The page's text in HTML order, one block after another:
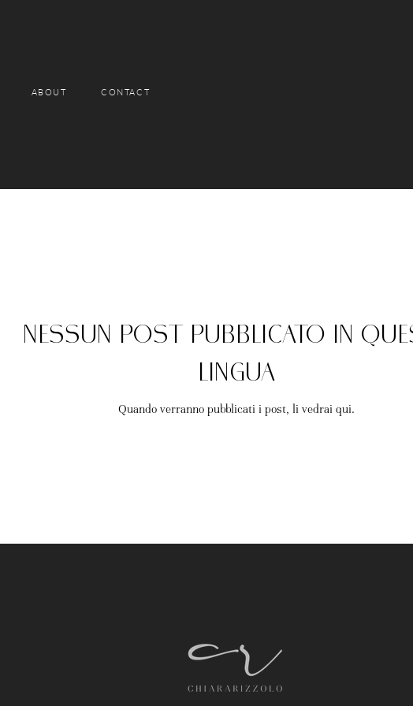
ABOUT CONTACT
Nessun post pubblicato in
lingua
Quando verranno pubblicati i post, li vedrai qui.